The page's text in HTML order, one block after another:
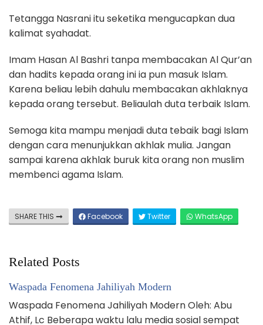
Tetangga Nasrani itu seketika mengucapkan dua
kalimat syahadat.
Imam Hasan Al Bashri tanpa membacakan Al Qur’an
dan hadits kepada orang ini ia pun masuk Islam.
Karena beliau lebih dahulu membacakan akhlaknya
kepada orang tersebut. Beliaulah duta terbaik Islam.
Semoga kita mampu menjadi duta tebaik bagi Islam
dengan cara menunjukkan akhlak mulia. Jangan
sampai karena akhlak buruk kita orang non muslim
membenci agama Islam.
SHARE THIS Facebook Twitter WhatsApp
Related Posts
Waspada Fenomena Jahiliyah Modern
Waspada Fenomena Jahiliyah Modern Oleh: Abu
Athif, Lc Beberapa waktu lalu media sosial sempat